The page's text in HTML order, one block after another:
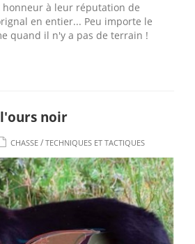
honneur à leur réputation de
en entier... Peu importe le
quand il n'y a pas de terrain !
noir
CHASSE / TECHNIQUES ET TACTIQUES